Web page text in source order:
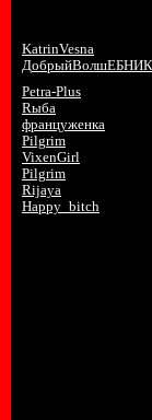
KatrinVesna
ДобрыйВолшЕБНИК
Petra-Plus
Rыба
француженка
Pilgrim
VixenGirl
Pilgrim
Rijaya
Happy_bitch